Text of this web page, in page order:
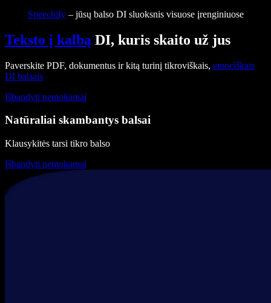
Speechify– jūsų balso DI sluoksnis visuose įrenginiuose
Teksto į kalbą DI, kuris skaito už jus
Paverskite PDF, dokumentus ir kitą turinį tikroviškais, emociškais
DI balsais
Išbandyti nemokamai
Natūraliai skambantys balsai
Klausykitės tarsi tikro balso
Išbandyti nemokamai